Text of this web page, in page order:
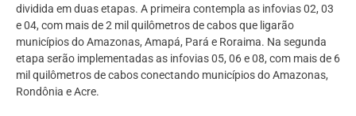
dividida em duas etapas. A primeira contempla as infovias 02, 03
e 04, com mais de 2 mil quilômetros de cabos que ligarão
municípios do Amazonas, Amapá, Pará e Roraima. Na segunda
etapa serão implementadas as infovias 05, 06 e 08, com mais de 6
mil quilômetros de cabos conectando municípios do Amazonas,
Rondônia e Acre.